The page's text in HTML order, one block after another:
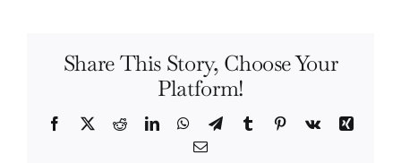
Share This Story, Choose Your
Platform!
Facebook
X RedditLinkedInWhatsApp
TelegramTumblr Pinterest
Vk
Xing
Email